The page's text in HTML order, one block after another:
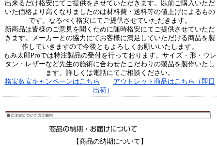
出来るだけ格安にてご提供をさせていただきます。以前ご購入いただ
いた価格より高くなりましたのは材料費・送料等の値上げによるもの
です。なるべく格安にてご提供させていただきます。
新商品は皆様のご意見を聞くために随時格安にてご提供させていただ
きます。メーカーとの協力にてお客様に満足していただける商品を製
作していきますので今後ともよろしくお願いいたします。
もみ太郎Proでは特注製品の受付を行っております。サイズ・形・ウレ
タン・レザーなど先生の施術に合わせたこだわりの製品を製作いたし
ます。詳しくは電話にてご相談ください。
格安激安キャンペーンはこちら
アウトレット商品はこちら（即日
出荷）
【商品の納期について】